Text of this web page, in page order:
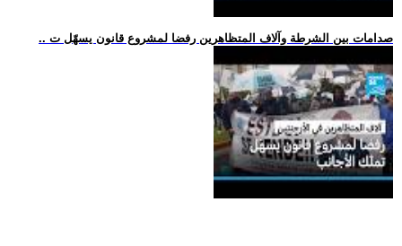
.. صدامات بين الشرطة وآلاف المتظاهرين رفضا لمشروع قانون يسهّل ت